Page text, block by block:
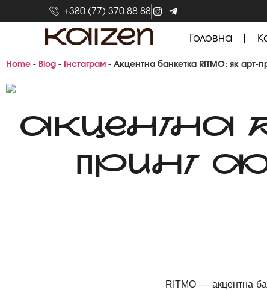
+380 (77) 370 88 88
Головна
Home - Blog - Інстаграм - Акцентна банкетка RITMO: як
АКЦЕНТНА
ПРИНТ
RITMO — акцентна